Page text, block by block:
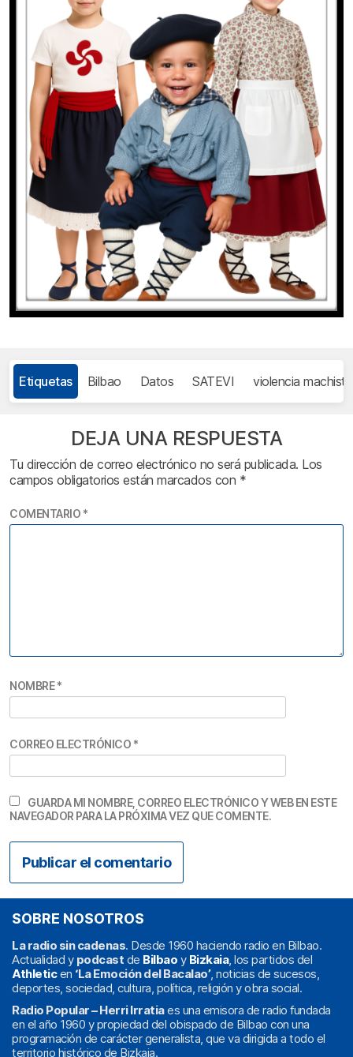
Etiquetas Bilbao Datos SATEVI violencia machista
DEJA UNA RESPUESTA
Tu dirección de correo electrónico no será publicada. Los
campos obligatorios están marcados con *
COMENTARIO *
NOMBRE*
CORREO ELECTRÓNICO *
GUARDA MI NOMBRE, CORREO ELECTRÓNICO Y WEB EN ESTE
NAVEGADOR PARA LA PRÓXIMA VEZ QUE COMENTE.
SOBRE NOSOTROS
La radio sin cadenas. Desde 1960 haciendo radio en Bilbao.
Actualidad y podcast de Bilbao y Bizkaia, los partidos del
Athleticen ‘La Emoción del Bacalao’, noticias de sucesos,
deportes, sociedad, cultura, política, religión y obra social.
Radio Popular – Herri Irratiaes una emisora de radio fundada
en el año 1960 y propiedad del obispado de Bilbao con una
programación de carácter generalista, que va dirigida a todo el
territorio histórico de Bizkaia.